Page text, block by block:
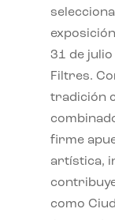
31 de julio
Filtres.
tradición
firme
artística,
como